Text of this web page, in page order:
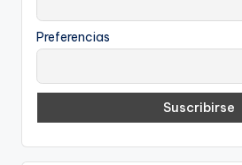
Preferencias